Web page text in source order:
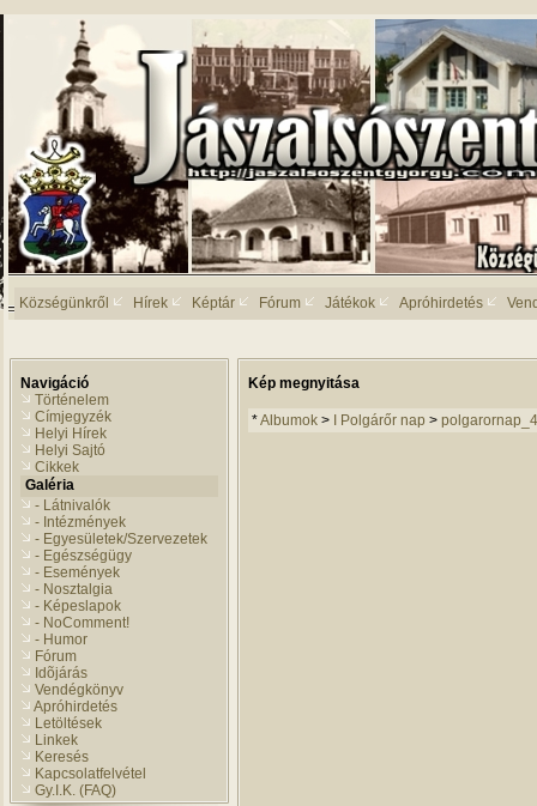
Községünkről Hírek Képtár Fórum Játékok Apróhirdetés
Navigáció
Történelem
Címjegyzék
Helyi Hírek
Helyi Sajtó
Cikkek
Galéria
- Látnivalók
- Intézmények
- Egyesületek/Szervezetek
- Egészségügy
- Események
- Nosztalgia
- Képeslapok
- NoComment!
- Humor
Fórum
Idõjárás
Vendégkönyv
Apróhirdetés
Letöltések
Linkek
Keresés
Kapcsolatfelvétel
Gy.I.K. (FAQ)
Kép megnyitása
*Albumok > I Polgárőr nap >